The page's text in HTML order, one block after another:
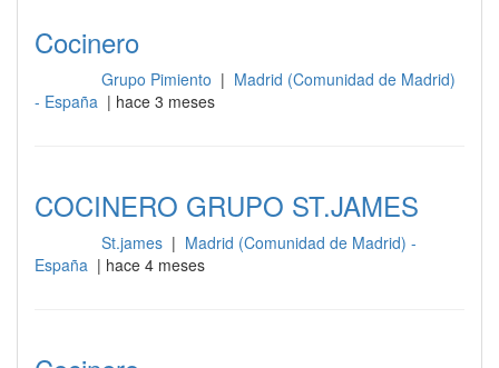
Cocinero
Grupo Pimiento | Madrid (Comunidad de Madrid)
- España | hace 3 meses
COCINERO GRUPO ST.JAMES
St.james | Madrid (Comunidad de Madrid) -
España | hace 4 meses